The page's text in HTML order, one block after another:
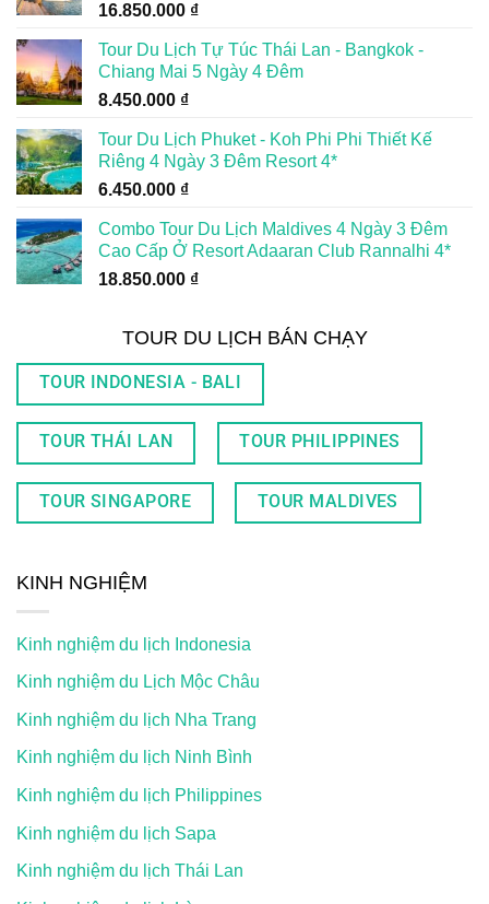
16.850.000 ₫
Tour Du Lịch Tự Túc Thái Lan - Bangkok -
Chiang Mai 5 Ngày 4 Đêm
8.450.000 ₫
Tour Du Lịch Phuket - Koh Phi Phi Thiết Kế
Riêng 4 Ngày 3 Đêm Resort 4*
6.450.000 ₫
Combo Tour Du Lịch Maldives 4 Ngày 3 Đêm
Cao Cấp Ở Resort Adaaran Club Rannalhi 4*
18.850.000 ₫
TOUR DU LỊCH BÁN CHẠY
TOUR INDONESIA - BALI
TOUR THÁI LAN TOUR PHILIPPINES
TOUR SINGAPORE TOUR MALDIVES
KINH NGHIỆM
Kinh nghiệm du lịch Indonesia
Kinh nghiệm du Lịch Mộc Châu
Kinh nghiệm du lịch Nha Trang
Kinh nghiệm du lịch Ninh Bình
Kinh nghiệm du lịch Philippines
Kinh nghiệm du lịch Sapa
Kinh nghiệm du lịch Thái Lan